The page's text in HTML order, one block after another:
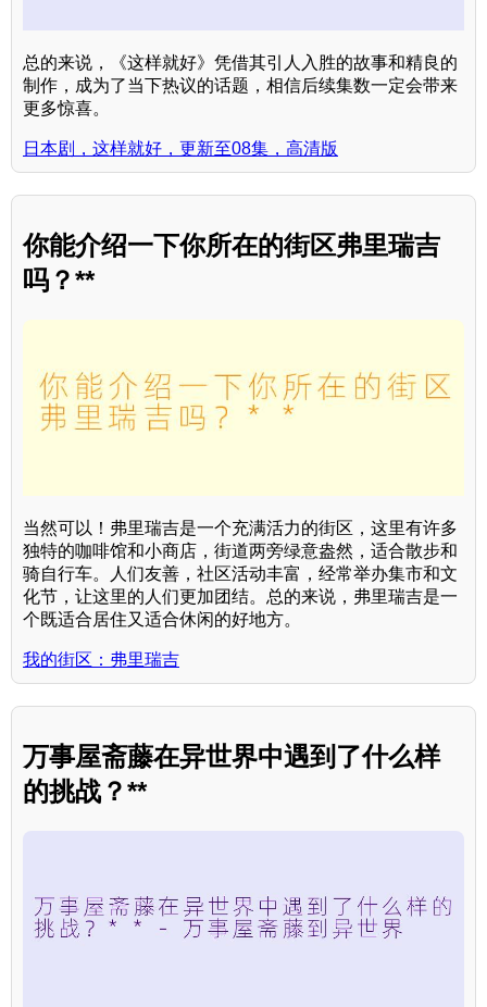
总的来说，《这样就好》凭借其引人入胜的故事和精良的
制作，成为了当下热议的话题，相信后续集数一定会带来
更多惊喜。
日本剧，这样就好，更新至08集，高清版
你能介绍一下你所在的街区弗里瑞吉
吗？**
当然可以！弗里瑞吉是一个充满活力的街区，这里有许多
独特的咖啡馆和小商店，街道两旁绿意盎然，适合散步和
骑自行车。人们友善，社区活动丰富，经常举办集市和文
化节，让这里的人们更加团结。总的来说，弗里瑞吉是一
个既适合居住又适合休闲的好地方。
我的街区：弗里瑞吉
万事屋斋藤在异世界中遇到了什么样
的挑战？**